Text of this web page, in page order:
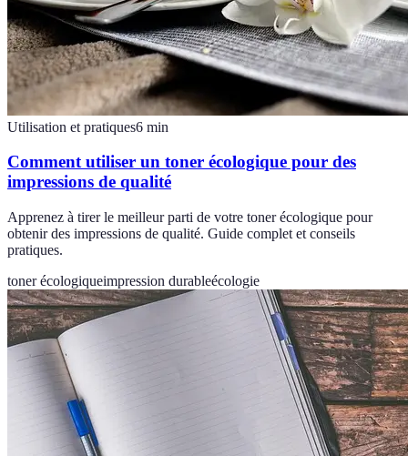
Utilisation et pratiques6 min
Comment utiliser un toner écologique pour des
impressions de qualité
Apprenez à tirer le meilleur parti de votre toner écologique pour
obtenir des impressions de qualité. Guide complet et conseils
pratiques.
toner écologiqueimpression durableécologie